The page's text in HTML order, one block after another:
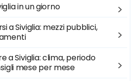
in un giorno
a Siviglia: mezzi pubblici,
a Siviglia: clima, periodo
mese per mese